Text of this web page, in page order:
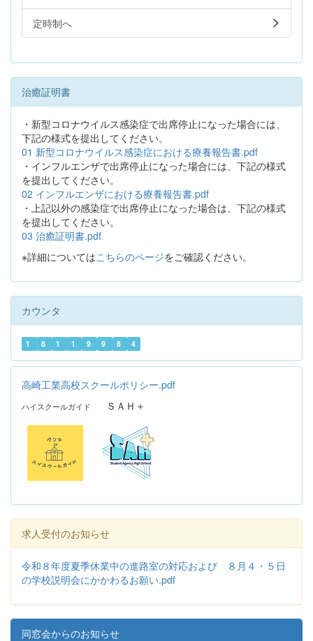
定時制へ
治癒証明書
・新型コロナウイルス感染症で出席停止になった場合には、
下記の様式を提出してください。
01 新型コロナウイルス感染症における療養報告書.pdf
・インフルエンザで出席停止になった場合には、下記の様式
を提出してください。
02 インフルエンザにおける療養報告書.pdf
・上記以外の感染症で出席停止になった場合は、下記の様式
を提出してください。
03 治癒証明書.pdf
※詳細についてはこちらのページをご確認ください。
カウンタ
1 8 1 1 9 9 8 4
高崎工業高校スクールポリシー.pdf
ハイスクールガイド ＳＡＨ＋
求人受付のお知らせ
令和８年度夏季休業中の進路室の対応および ８月４・５日
の学校説明会にかかわるお願い.pdf
同窓会からのお知らせ